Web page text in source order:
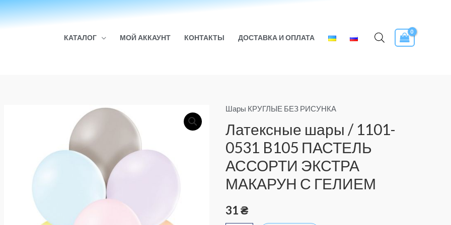
КАТАЛОГ МОЙ АККАУНТ КОНТАКТЫ ДОСТАВКА И ОПЛАТА
Шары КРУГЛЫЕ БЕЗ РИСУНКА
Латексные шары / 1101-
0531 B105 ПАСТЕЛЬ
АССОРТИ ЭКСТРА
МАКАРУН С ГЕЛИЕМ
31₴
Количество
товара
Латексные
шары
/
1101-
0531
B105